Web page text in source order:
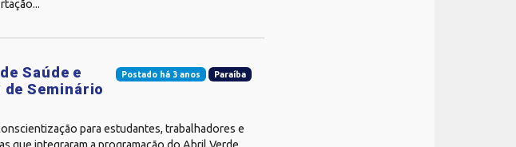
Postado há 3 anos Paraíba
Saúde e
Seminário
para estudantes, trabalhadores e